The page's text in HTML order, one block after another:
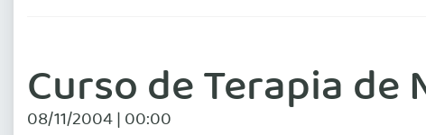
Curso de Terapia
08/11/2004 | 00:00